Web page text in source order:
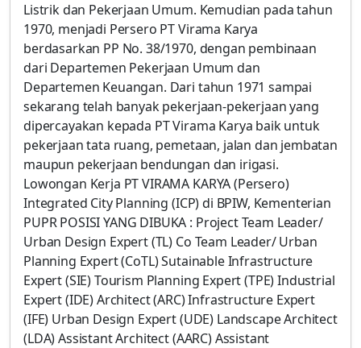
Listrik dan Pekerjaan Umum. Kemudian pada tahun
1970, menjadi Persero PT Virama Karya
berdasarkan PP No. 38/1970, dengan pembinaan
dari Departemen Pekerjaan Umum dan
Departemen Keuangan. Dari tahun 1971 sampai
sekarang telah banyak pekerjaan-pekerjaan yang
dipercayakan kepada PT Virama Karya baik untuk
pekerjaan tata ruang, pemetaan, jalan dan jembatan
maupun pekerjaan bendungan dan irigasi.
Lowongan Kerja PT VIRAMA KARYA (Persero)
Integrated City Planning (ICP) di BPIW, Kementerian
PUPR POSISI YANG DIBUKA : Project Team Leader/
Urban Design Expert (TL) Co Team Leader/ Urban
Planning Expert (CoTL) Sutainable Infrastructure
Expert (SIE) Tourism Planning Expert (TPE) Industrial
Expert (IDE) Architect (ARC) Infrastructure Expert
(IFE) Urban Design Expert (UDE) Landscape Architect
(LDA) Assistant Architect (AARC) Assistant